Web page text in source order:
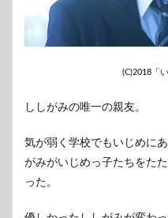
(C)2018「
ししがみの唯一の親友。
気が弱く学校でもいじめに
がみがいじめっ子たちをた
った。